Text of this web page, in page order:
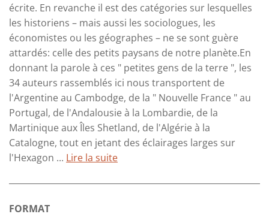
écrite. En revanche il est des catégories sur lesquelles
les historiens – mais aussi les sociologues, les
économistes ou les géographes – ne se sont guère
attardés: celle des petits paysans de notre planète.En
donnant la parole à ces " petites gens de la terre ", les
34 auteurs rassemblés ici nous transportent de
l'Argentine au Cambodge, de la " Nouvelle France " au
Portugal, de l'Andalousie à la Lombardie, de la
Martinique aux Îles Shetland, de l'Algérie à la
Catalogne, tout en jetant des éclairages larges sur
l'Hexagon ... Lire la suite
FORMAT